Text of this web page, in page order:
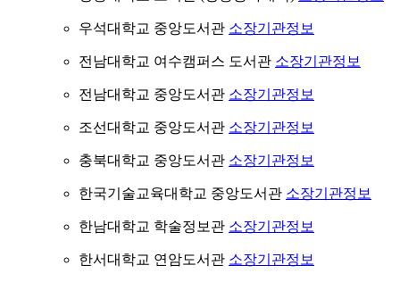
우석대학교 중앙도서관 소장기관정보
전남대학교 여수캠퍼스 도서관 소장기관정보
전남대학교 중앙도서관 소장기관정보
조선대학교 중앙도서관 소장기관정보
충북대학교 중앙도서관 소장기관정보
한국기술교육대학교 중앙도서관 소장기관정보
한남대학교 학술정보관 소장기관정보
한서대학교 연암도서관 소장기관정보